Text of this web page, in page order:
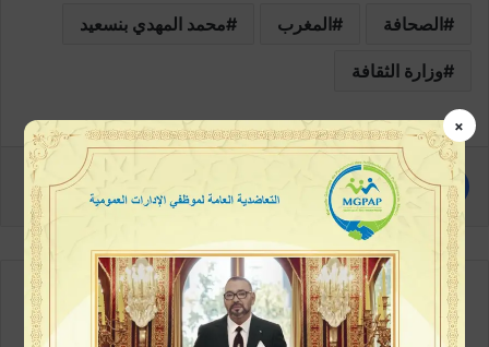
الصحافة المغرب محمد المهدي بنسعيد
وزارة الثقافة
×